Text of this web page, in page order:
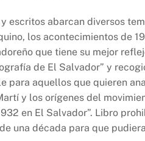
escritos abarcan diversos
los acontecimientos de
que tiene su mejor
de El Salvador” y
para aquellos que quieren
y los orígenes del
en El Salvador”. Libro
una década para que